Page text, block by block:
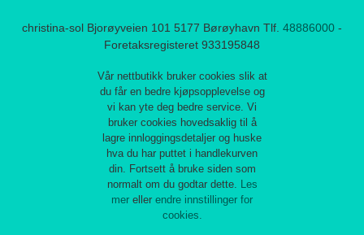
christina-sol Bjorøyveien 101 5177 Børøyhavn Tlf. 48886000 -
Foretaksregisteret 933195848
Vår nettbutikk bruker cookies slik at
du får en bedre kjøpsopplevelse og
vi kan yte deg bedre service. Vi
bruker cookies hovedsaklig til å
lagre innloggingsdetaljer og huske
hva du har puttet i handlekurven
din. Fortsett å bruke siden som
normalt om du godtar dette.
Les
mer eller endre innstillinger for
cookies.